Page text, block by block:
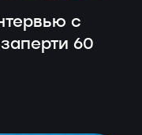
с
60